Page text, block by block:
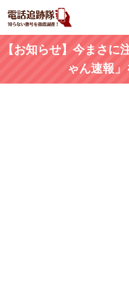
【お知らせ】今まさに
ゃん速報」